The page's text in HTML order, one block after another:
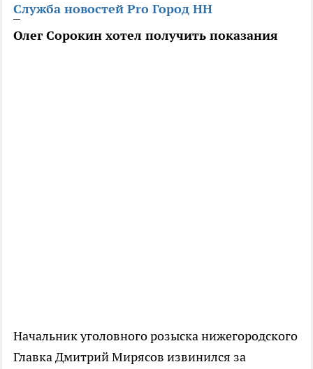
Служба новостей Pro Город НН
Олег Сорокин хотел получить показания
Начальник уголовного розыска нижегородского
Главка Дмитрий Мирясов извинился за